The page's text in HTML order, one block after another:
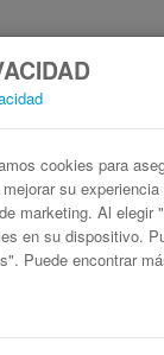
cookies para
su
marketing. Al elegir
en su dispositivo.
Puede encontrar